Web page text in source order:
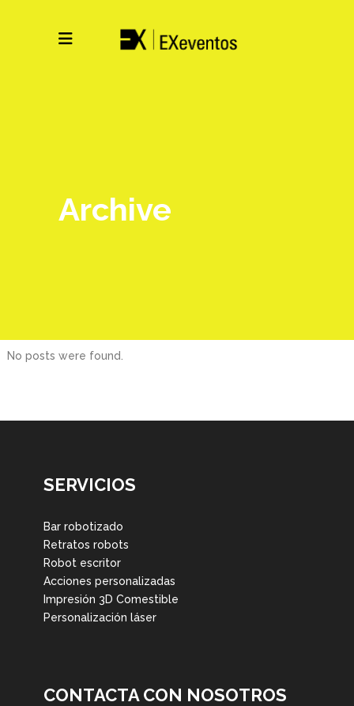
Archive
No posts were found.
SERVICIOS
Bar robotizado
Retratos robots
Robot escritor
Acciones personalizadas
Impresión 3D Comestible
Personalización láser
CONTACTA CON NOSOTROS